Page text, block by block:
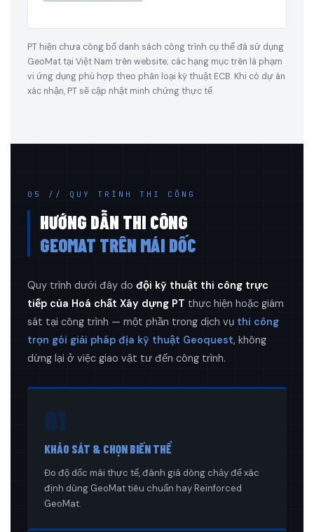
PT hiện chưa công bố danh sách công trình cụ thể đã sử dụng
GeoMat tại Việt Nam trên website; các hạng mục trên là phạm
vi ứng dụng phù hợp theo phân loại kỹ thuật ECB. Khi có dự án
xác nhận, PT sẽ cập nhật minh chứng thực tế.
05 // QUY TRÌNH THI CÔNG
HƯỚNG DẪN THI CÔNG
GEOMAT TRÊN MÁI DỐC
Quy trình dưới đây do đội kỹ thuật thi công trực
tiếp của Hoá chất Xây dựng PT thực hiện hoặc giám
sát tại công trình — một phần trong dịch vụ thi công
trọn gói giải pháp địa kỹ thuật Geoquest, không
dừng lại ở việc giao vật tư đến công trình.
01
KHẢO SÁT & CHỌN BIẾN THỂ
Đo độ dốc mái thực tế, đánh giá dòng chảy để xác
định dùng GeoMat tiêu chuẩn hay Reinforced
GeoMat.